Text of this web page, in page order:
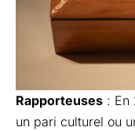
Rapporteuses : En
un pari culturel ou